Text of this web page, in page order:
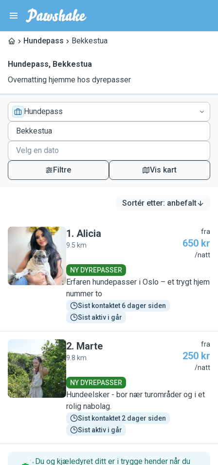
Hundepass Bekkestua
Hundepass, Bekkestua
Overnatting hjemme hos dyrepasser
Hundepass
Filtre Vis kart
Sortér etter: anbefalt
A
1. Alicia
9.5 km
fra
650 kr
/natt
NY DYREPASSER
Erfaren hundepasser i Oslo – et trygt hjem
nummer to
Sist kontaktet 6 dager siden
Sist aktiv i går
M
2. Marte
9.8 km
fra
250 kr
/natt
NY DYREPASSER
Hundeelsker - bor nær turområder og i et
rolig nabolag.
Sist kontaktet 2 dager siden
Sist aktiv i går
Du og kjæledyret ditt er i trygge hender når du